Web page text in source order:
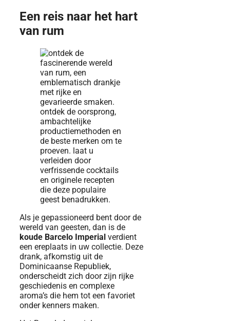
Een reis naar het hart
van rum
Als je gepassioneerd bent door de
wereld van geesten, dan is de
koude Barcelo Imperial verdient
een ereplaats in uw collectie. Deze
drank, afkomstig uit de
Dominicaanse Republiek,
onderscheidt zich door zijn rijke
geschiedenis en complexe
aroma’s die hem tot een favoriet
onder kenners maken.